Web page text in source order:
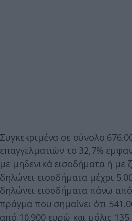
Συγκεκριμένα σε σύνολο
επαγγελματιών το 32,7%
με μηδενικά εισοδήματα ή με
δηλώνει εισοδήματα μέχρι
δηλώνει εισοδήματα πάνω
πράγμα που σημαίνει ότι
από 10.900 ευρώ και μόλις